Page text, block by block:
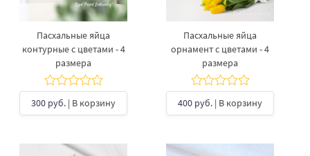
Пасхальные яйца
контурные с цветами - 4
размера
300 руб. | В корзину
Пасхальные яйца
орнамент с цветами - 4
размера
400 руб. | В корзину